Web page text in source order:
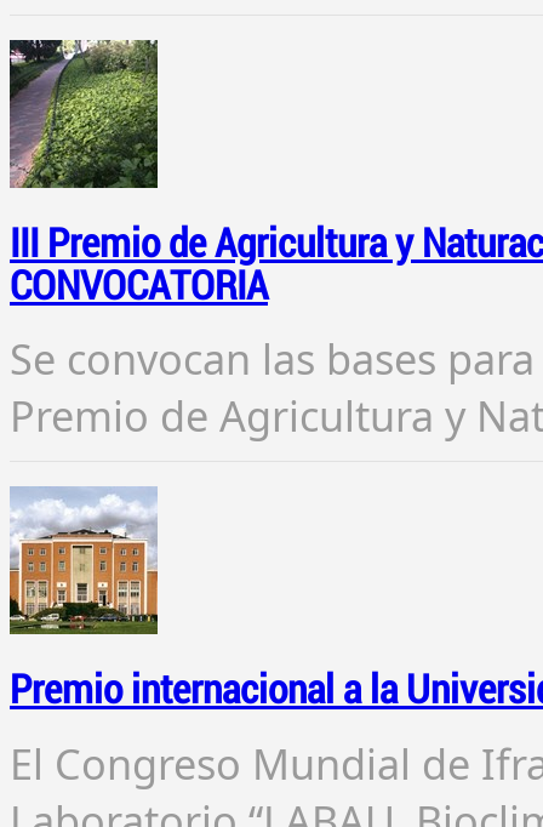
III Premio de Agricultura y
CONVOCATORIA
Se convocan las bases
Premio de Agricultura y
Premio internacional a la
El Congreso Mundial de